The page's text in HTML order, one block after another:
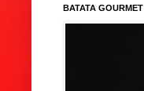
BATATA GOURMET